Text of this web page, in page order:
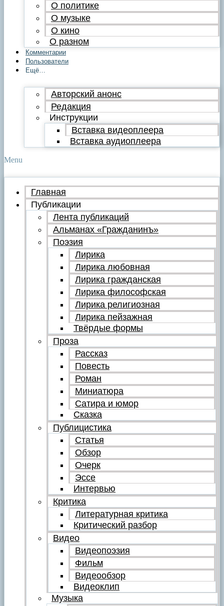
О политике
О музыке
О кино
О разном
Комментарии
Пользователи
Ещё…
Авторский анонс
Редакция
Инструкции
Вставка видеоплеера
Вставка аудиоплеера
Menu
Главная
Публикации
Лента публикаций
Альманах «Гражданинъ»
Поэзия
Лирика
Лирика любовная
Лирика гражданская
Лирика философская
Лирика религиозная
Лирика пейзажная
Твёрдые формы
Проза
Рассказ
Повесть
Роман
Миниатюра
Сатира и юмор
Сказка
Публицистика
Статья
Обзор
Очерк
Эссе
Интервью
Критика
Литературная критика
Критический разбор
Видео
Видеопоэзия
Фильм
Видеообзор
Видеоклип
Музыка